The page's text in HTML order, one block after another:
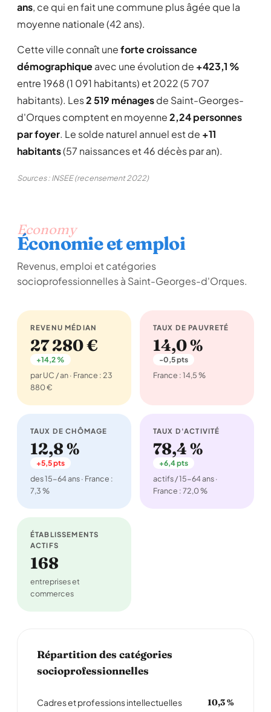
ans, ce qui en fait une commune plus âgée que la
moyenne nationale (42 ans).
Cette ville connaît uneforte croissance
démographiqueavec une évolution de +423,1 %
entre 1968 (1 091 habitants) et 2022 (5 707
habitants). Les2 519 ménagesde Saint-Georges-
d'Orques comptent en moyenne2,24 personnes
par foyer. Le solde naturel annuel est de +11
habitants(57 naissances et 46 décès par an).
Sources : INSEE (recensement 2022)
Economy
Économie et emploi
Revenus, emploi et catégories
socioprofessionnelles à Saint-Georges-d'Orques.
REVENU MÉDIAN
27 280 €
+14,2 %
par UC / an · France : 23
880 €
TAUX DE PAUVRETÉ
14,0 %
-0,5 pts
France : 14,5 %
TAUX DE CHÔMAGE
12,8 %
+5,5 pts
des 15-64 ans · France :
7,3 %
TAUX D'ACTIVITÉ
78,4 %
+6,4 pts
actifs / 15-64 ans ·
France : 72,0 %
ÉTABLISSEMENTS
ACTIFS
168
entreprises et
commerces
Répartition des catégories
socioprofessionnelles
Cadres et professions intellectuelles 10,3 %